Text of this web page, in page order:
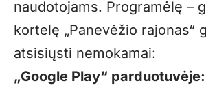
naudotojams. Programėlę –
kortelę „Panevėžio rajonas“
atsisiųsti nemokamai:
„Google Play“ parduotuvėje: